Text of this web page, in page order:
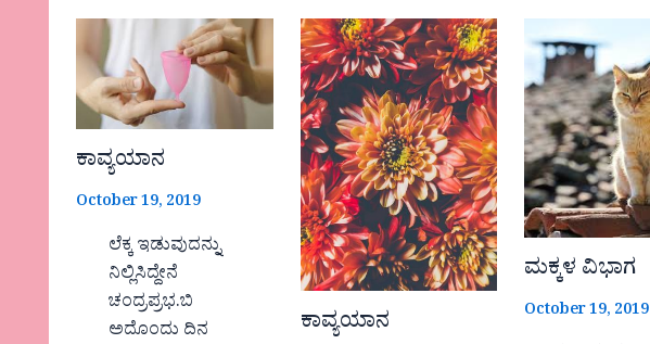
ಕಾವ್ಯಯಾನ
October 19, 2019
ಲೆಕ್ಕ ಇಡುವುದನ್ನು
ನಿಲ್ಲಿಸಿದ್ದೇನೆ
ಚಂದ್ರಪ್ರಭ.ಬಿ
ಅದೊಂದು ದಿನ
ಕಾವ್ಯಯಾನ
ಮಕ್ಕಳ ವಿಭಾಗ
October 19, 2019